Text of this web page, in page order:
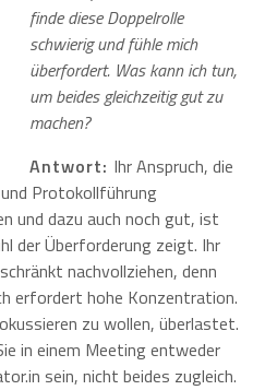
finde diese Doppelrolle
schwierig und fühle mich
überfordert. Was kann ich tun,
um beides gleichzeitig gut zu
machen?
Antwort: Ihr Anspruch, die
Protokollführung
und dazu auch noch gut, ist
der Überforderung zeigt. Ihr
nachvollziehen, denn
erfordert hohe Konzentration.
zu wollen, überlastet.
in einem Meeting entweder
sein, nicht beides zugleich.